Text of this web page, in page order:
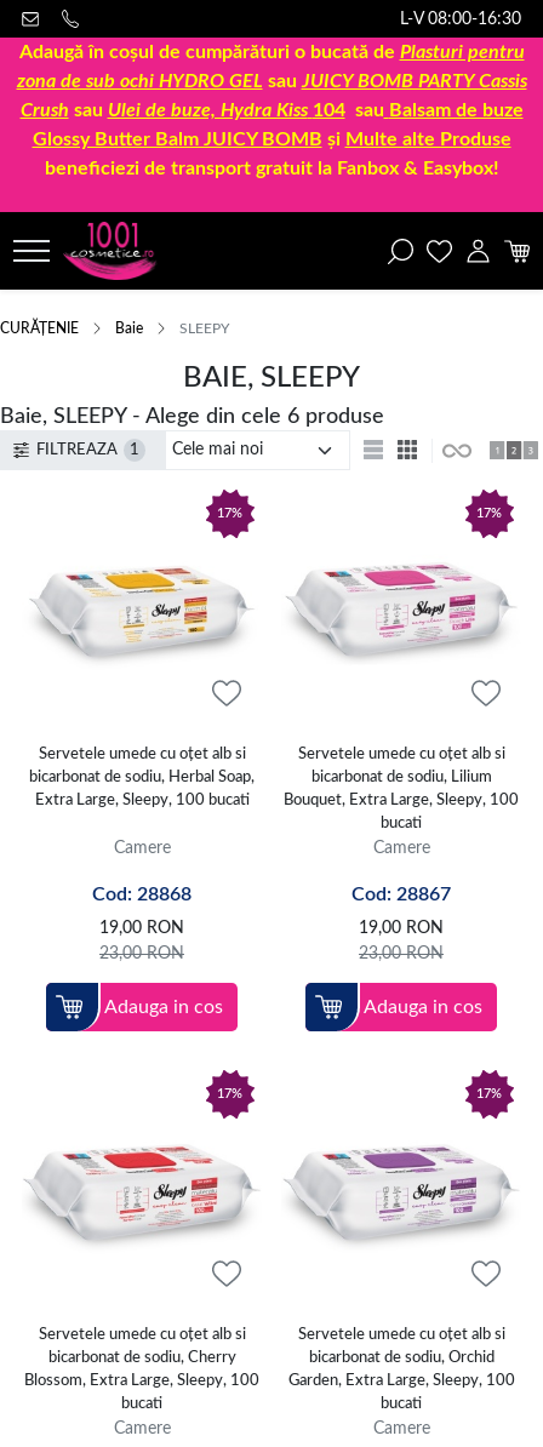
L-V 08:00-16:30
Adaugă în coșul de cumpărături o bucată de Plasturi pentru
zona de sub ochi HYDRO GEL sau JUICY BOMB PARTY Cassis
Crush sau Ulei de buze, Hydra Kiss 104sau Balsam de buze
Glossy Butter Balm JUICY BOMB și Multe alte Produse
beneficiezi de transport gratuit la Fanbox & Easybox!
CURĂȚENIE Baie SLEEPY
BAIE, SLEEPY
Baie, SLEEPY - Alege din cele 6 produse
FILTREAZA 1
17%
Servetele umede cu oțet alb si
bicarbonat de sodiu, Herbal Soap,
Extra Large, Sleepy, 100 bucati
Camere
Cod: 28868
19,00 RON
23,00RON
Adauga in cos
17%
Servetele umede cu oțet alb si
bicarbonat de sodiu, Lilium
Bouquet, Extra Large, Sleepy, 100
bucati
Camere
Cod: 28867
19,00 RON
23,00RON
Adauga in cos
17%
Servetele umede cu oțet alb si
bicarbonat de sodiu, Cherry
Blossom, Extra Large, Sleepy, 100
bucati
Camere
17%
Servetele umede cu oțet alb si
bicarbonat de sodiu, Orchid
Garden, Extra Large, Sleepy, 100
bucati
Camere